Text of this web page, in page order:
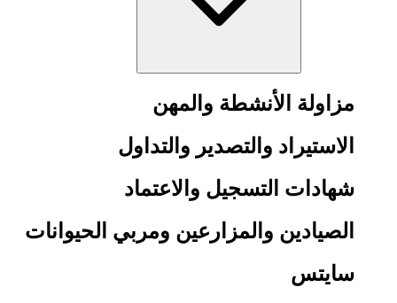
مزاولة الأنشطة والمهن
الاستيراد والتصدير والتداول
شهادات التسجيل والاعتماد
الصيادين والمزارعين ومربي الحيوانات
سايتس